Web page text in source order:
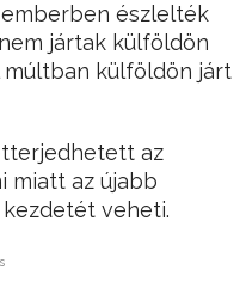
észlelték
jártak külföldön
külföldön járt
az
miatt az újabb
veheti.